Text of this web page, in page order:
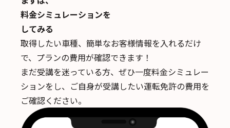
料金シミュレーションを
してみる
取得したい車種、簡単なお客様情報を入れるだけ
で、 プランの費用が確認できます！
まだ受講を迷っている方、ぜひ一度料金シミュレー
ションをし、ご自身が受講したい運転免許の費用を
ご確認ください。